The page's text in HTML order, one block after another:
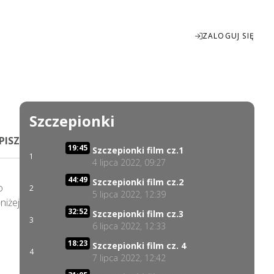
ZALOGUJ SIĘ
Enter
fullscreenSzczepionki
1
19:45 Szczepionki film cz.1
4 lipca 2022, 09:27
2
44:49 Szczepionki film cz.2
5 lipca 2022, 12:39
3
32:52 Szczepionki film cz.3
6 lipca 2022, 12:33
4
18:23 Szczepionki film cz. 4
7 lipca 2022, 12:42